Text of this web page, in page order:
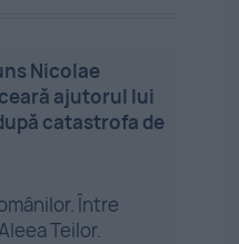
Nicolae
ajutorul lui
catastrofa de
Între
Teilor.